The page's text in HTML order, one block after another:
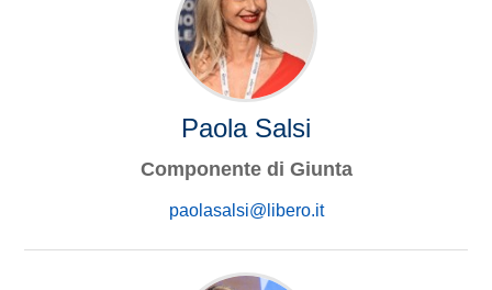
Paola Salsi
Componente di Giunta
paolasalsi@libero.it